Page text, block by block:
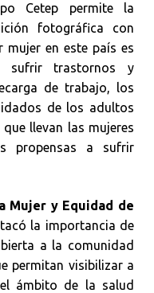
Cetep permite la
fotográfica con
mujer en este país es
sufrir trastornos y
de trabajo, los
de los adultos
llevan las mujeres
propensas a sufrir
Mujer y Equidad de
la importancia de
a la comunidad
permitan visibilizar a
ámbito de la salud